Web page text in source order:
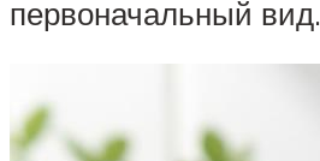
первоначальный вид.